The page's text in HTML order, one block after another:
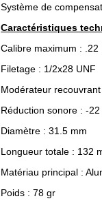
Système de
Caractéristiques
Calibre maximum : .22
Filetage : 1/2x28 UNF
Modérateur
Réduction sonore : -22
Diamètre : 31.5 mm
Longueur totale : 132
Matériau principal :
Poids : 78 gr